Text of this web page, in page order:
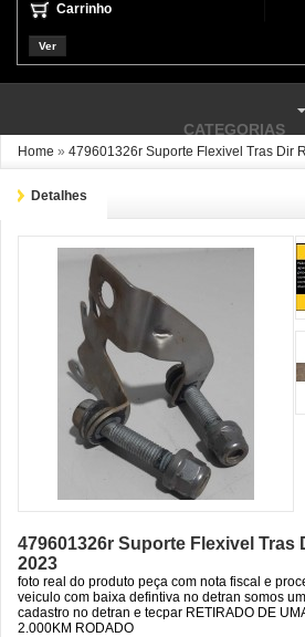
Carrinho
Ver
CATEGORIAS
Home » 479601326r Suporte Flexivel Tras Dir
Detalhes
479601326r Suporte Flexivel Tras
2023
foto real do produto peça com nota fiscal e
veiculo com baixa defintiva no detran somos
cadastro no detran e tecpar RETIRADO DE
2.000KM RODADO